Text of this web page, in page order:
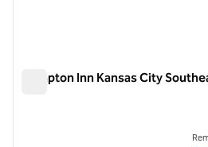
Hampton Inn Kansas City